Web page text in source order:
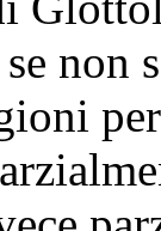
non